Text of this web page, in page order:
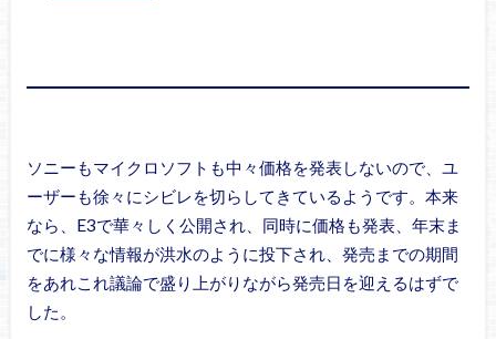
ソニーもマイクロソフトも中々価格を発表しないので、ユ
ーザーも徐々にシビレを切らしてきているようです。本来
なら、E3で華々しく公開され、同時に価格も発表、年末ま
でに様々な情報が洪水のように投下され、発売までの期間
をあれこれ議論で盛り上がりながら発売日を迎えるはずで
した。